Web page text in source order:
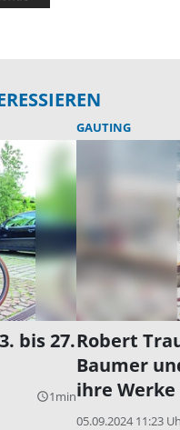
bis 27.
query_builder1min
GAUTING
Robert
Baumer
ihre Werke
05.09.2024 11:23